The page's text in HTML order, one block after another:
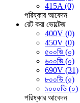
415A (0)
পরিষ্কার আবেদন
রেট করা ভোল্টেজ
400V (0)
450V (0)
৫০০ভি (০)
৬০০ভি (০)
690V (31)
৮০০ভি (০)
১০০০ভি (০)
পরিষ্কার আবেদন